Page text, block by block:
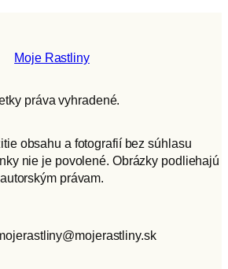
Moje Rastliny
práva vyhradené.
obsahu a fotografií bez súhlasu
nie je povolené. Obrázky podliehajú
autorským právam.